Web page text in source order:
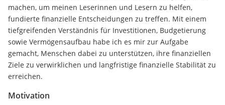
machen, um meinen Leserinnen und Lesern zu helfen,
fundierte finanzielle Entscheidungen zu treffen. Mit einem
tiefgreifenden Verständnis für Investitionen, Budgetierung
sowie Vermögensaufbau habe ich es mir zur Aufgabe
gemacht, Menschen dabei zu unterstützen, ihre finanziellen
Ziele zu verwirklichen und langfristige finanzielle Stabilität zu
erreichen.
Motivation